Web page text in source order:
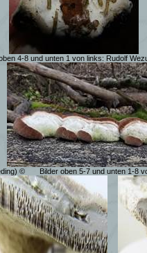
4-8 und unten 1 von links: Rudolf
© Bilder oben 5-7 und unten 1-8